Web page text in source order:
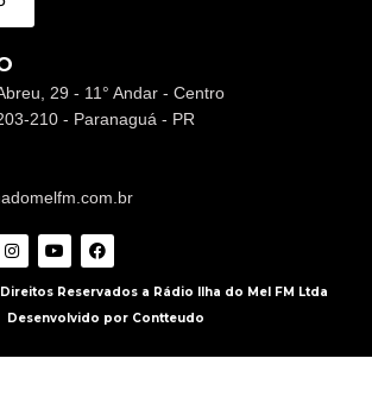
29 - 11° Andar - Centro
210 - Paranaguá - PR
Reservados a Rádio Ilha do Mel FM Ltda
Desenvolvido por Contteudo